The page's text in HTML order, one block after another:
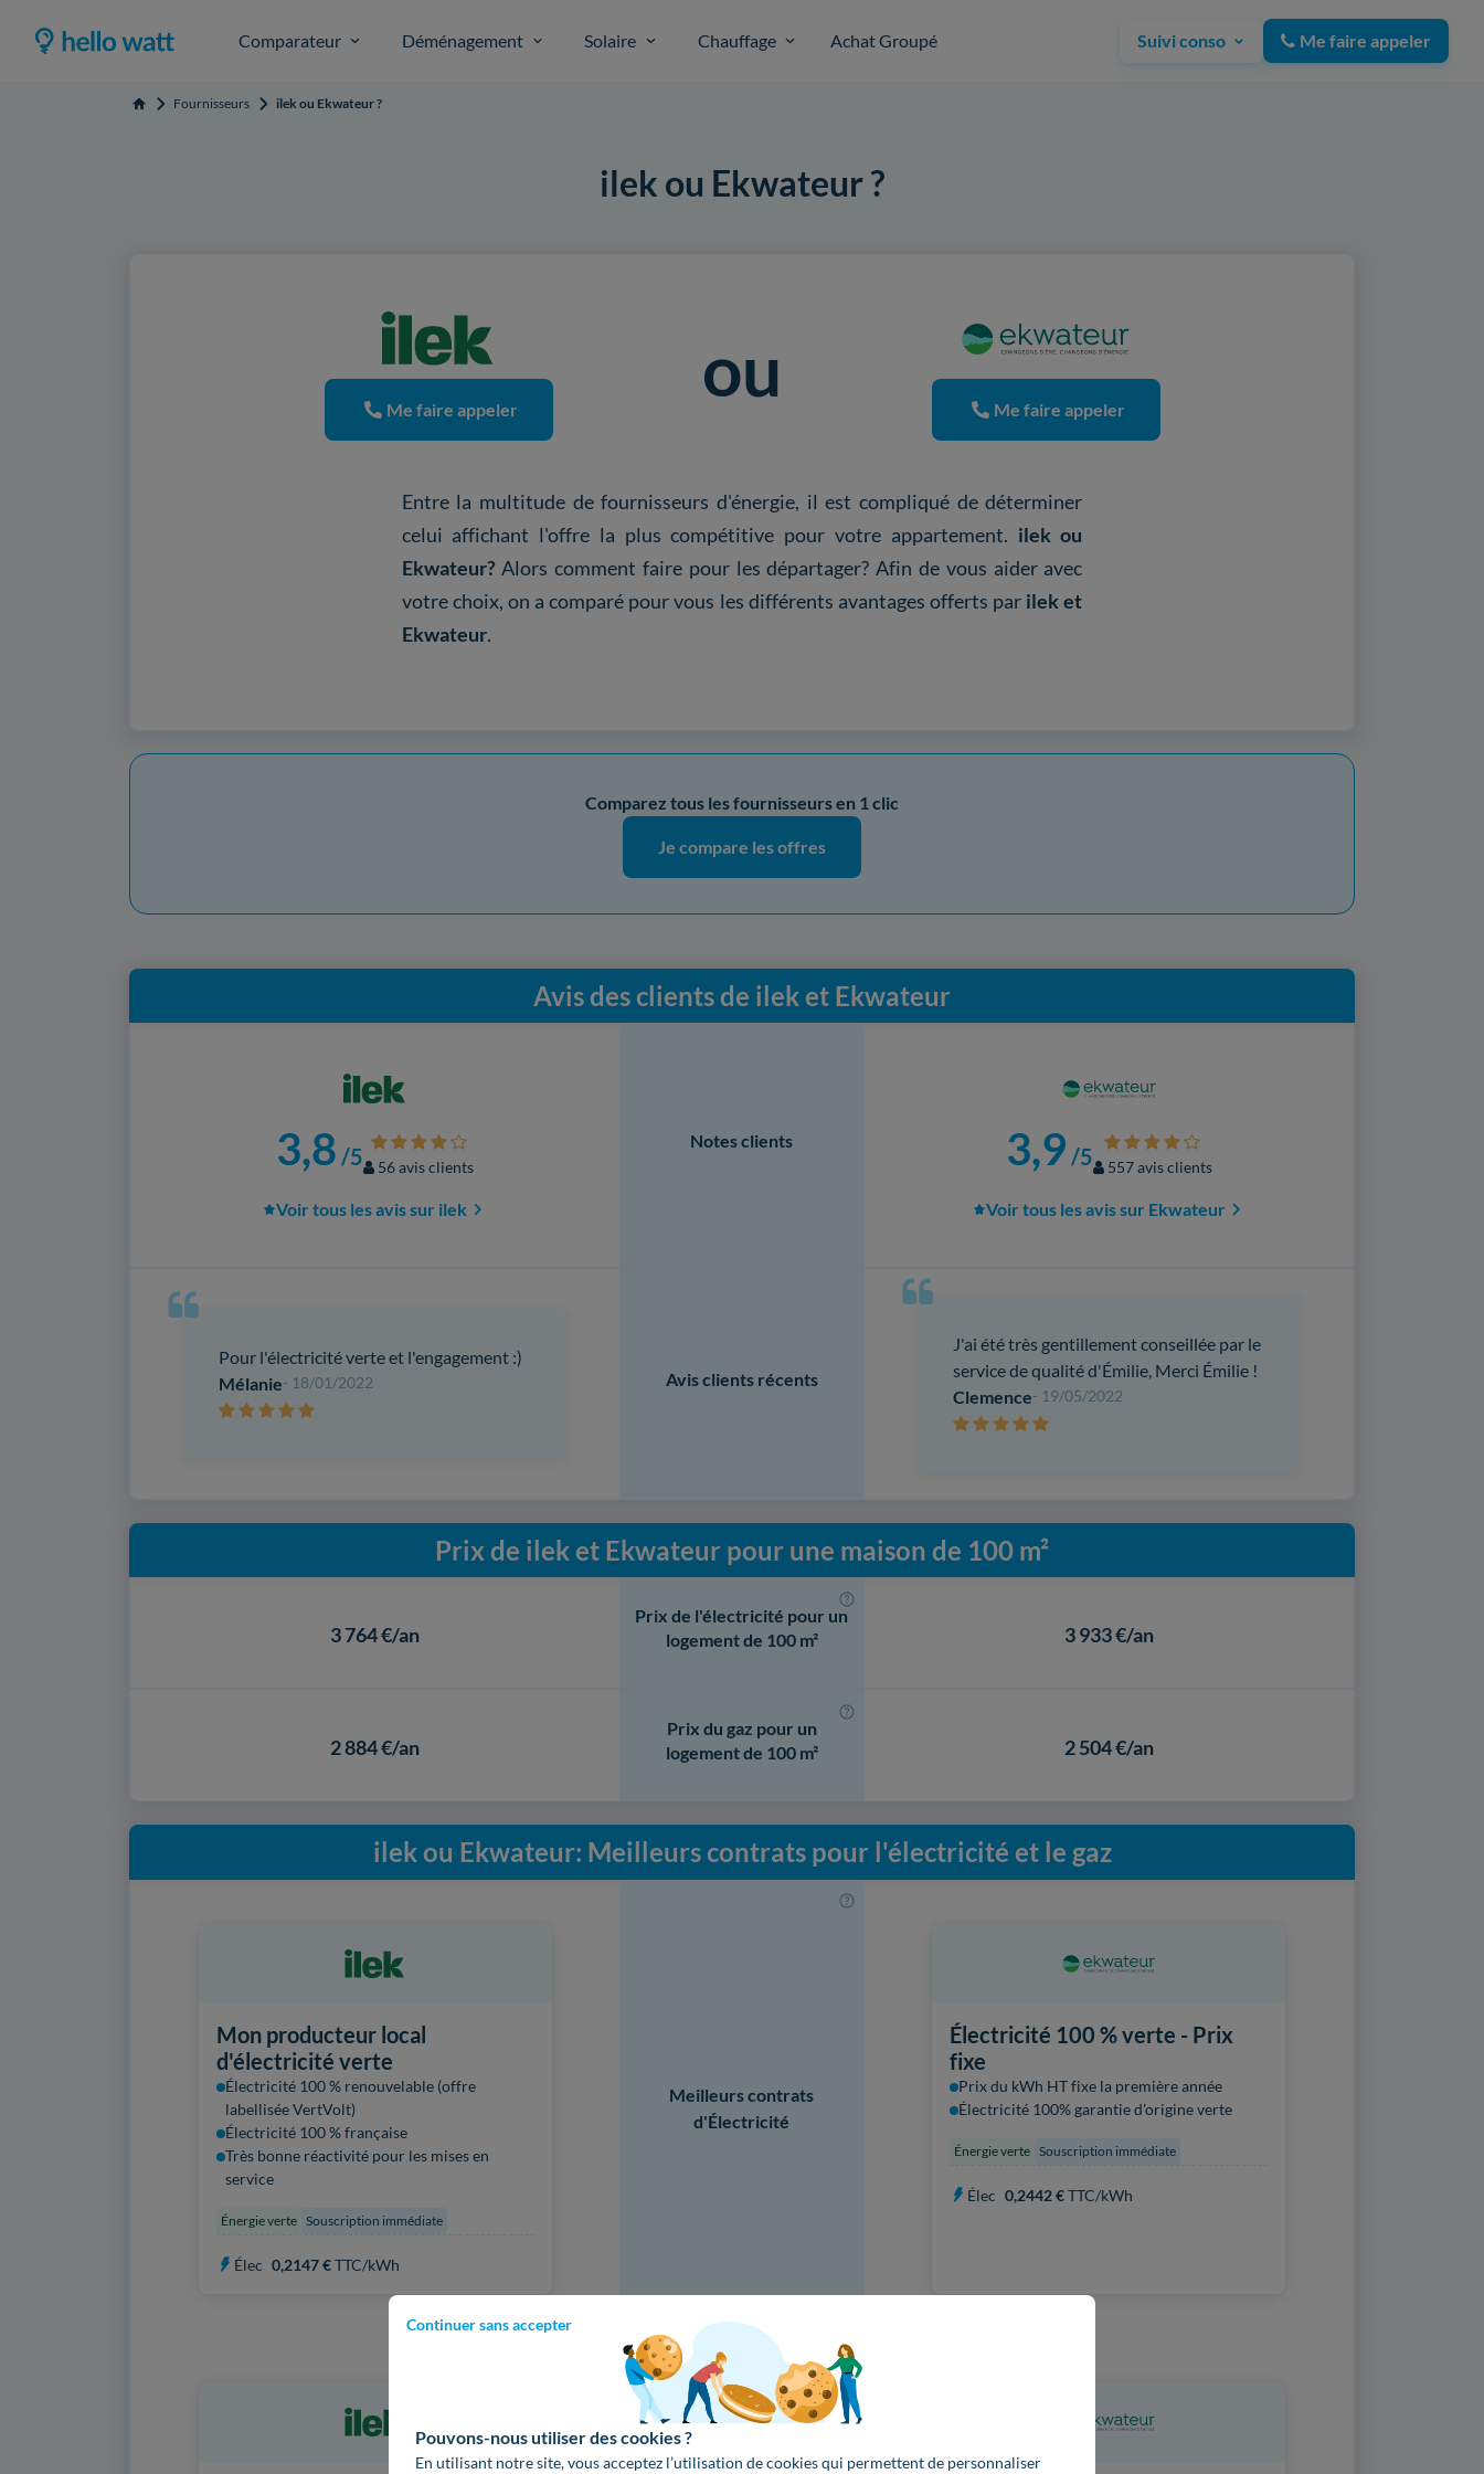
Comparateur Déménagement Solaire Chauffage Achat Groupé Suivi conso Me faire appeler
Accueil Fournisseurs ilek ou Ekwateur ?
Continuer sans accepter
Pouvons-nous utiliser des cookies ?
En utilisant notre site, vous acceptez l’utilisation de cookies qui permettent de personnaliser
ilek ou Ekwateur ?
Me faire appeler ou Me faire appeler
Entre la multitude de fournisseurs d'énergie, il est compliqué de déterminer
celui affichant l'offre la plus compétitive pour votre appartement. ilek ou
Ekwateur? Alors comment faire pour les départager? Afin de vous aider avec
votre choix, on a comparé pour vous les différents avantages offerts par ilek et
Ekwateur.
Comparez tous les fournisseurs en 1 clic
Je compare les offres
Avis des clients de ilek et Ekwateur
3,8 /5 56 avis clients
Voir tous les avis sur ilek
Notes clients 3,9 /5 557 avis clients
Voir tous les avis sur Ekwateur
Pour l'électricité verte et l'engagement :)
Mélanie- 18/01/2022 Avis clients récents
J'ai été très gentillement conseillée par le
service de qualité d'Émilie, Merci Émilie !
Clemence- 19/05/2022
Prix de ilek et Ekwateur pour une maison de 100 m²
3 764 €/an
Prix de l'électricité pour un
logement de 100 m²
3 933 €/an
2 884 €/an
Prix du gaz pour un
logement de 100 m²
2 504 €/an
ilek ou Ekwateur: Meilleurs contrats pour l'électricité et le gaz
Mon producteur local
d'électricité verte
Électricité 100 % renouvelable (offre
labellisée VertVolt)
Électricité 100 % française
Très bonne réactivité pour les mises en
service
Énergie verte Souscription immédiate
Élec 0,2147 €TTC/kWh
Meilleurs contrats
d'Électricité
Électricité 100 % verte - Prix
fixe
Prix du kWh HT fixe la première année
Électricité 100% garantie d'origine verte
Énergie verte Souscription immédiate
Élec 0,2442 €TTC/kWh